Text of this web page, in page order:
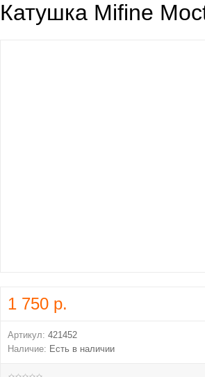
Катушка Mifine
1 750 р.
Артикул: 421452
Наличие: Есть в наличии